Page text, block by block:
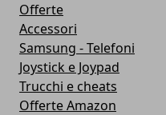
Offerte
Accessori
Samsung - Telefoni
Joystick e Joypad
Trucchi e cheats
Offerte Amazon